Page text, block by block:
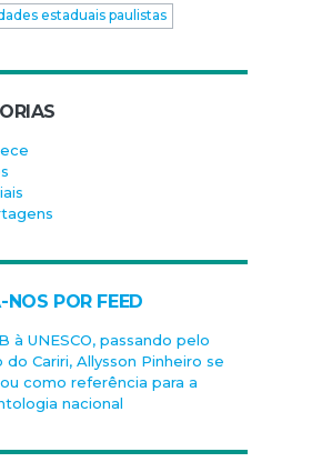
estaduais paulistas
NOS POR FEED
à UNESCO, passando pelo
do Cariri, Allysson Pinheiro se
como referência para a
nacional